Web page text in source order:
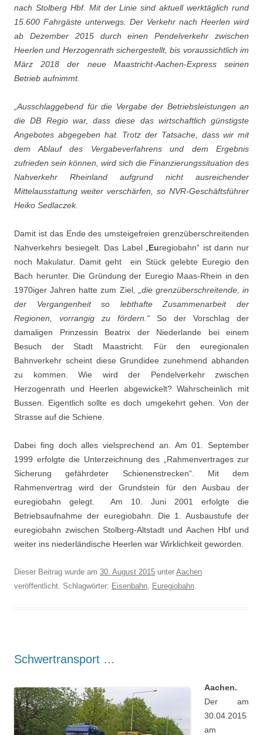
nach Stolberg Hbf. Mit der Linie sind aktuell werktäglich rund
15.600 Fahrgäste unterwegs. Der Verkehr nach Heerlen wird
ab Dezember 2015 durch einen Pendelverkehr zwischen
Heerlen und Herzogenrath sichergestellt, bis voraussichtlich im
März 2018 der neue Maastricht-Aachen-Express seinen
Betrieb aufnimmt.
„Ausschlaggebend für die Vergabe der Betriebsleistungen an
die DB Regio war, dass diese das wirtschaftlich günstigste
Angebotes abgegeben hat. Trotz der Tatsache, dass wir mit
dem Ablauf des Vergabeverfahrens und dem Ergebnis
zufrieden sein können, wird sich die Finanzierungssituation des
Nahverkehr Rheinland aufgrund nicht ausreichender
Mittelausstattung weiter verschärfen, so NVR-Geschäftsführer
Heiko Sedlaczek.
Damit ist das Ende des umsteigefreien grenzüberschreitenden
Nahverkehrs besiegelt. Das Label „Euregiobahn“ ist dann nur
noch Makulatur. Damit geht ein Stück gelebte Euregio den
Bach herunter. Die Gründung der Euregio Maas-Rhein in den
1970iger Jahren hatte zum Ziel, „die grenzüberschreitende, in
der Vergangenheit so lebthafte Zusammenarbeit der
Regionen, vorrangig zu fördern.“ So der Vorschlag der
damaligen Prinzessin Beatrix der Niederlande bei einem
Besuch der Stadt Maastricht. Für den euregionalen
Bahnverkehr scheint diese Grundidee zunehmend abhanden
zu kommen. Wie wird der Pendelverkehr zwischen
Herzogenrath und Heerlen abgewickelt? Wahrscheinlich mit
Bussen. Eigentlich sollte es doch umgekehrt gehen. Von der
Strasse auf die Schiene.
Dabei fing doch alles vielsprechend an. Am 01. September
1999 erfolgte die Unterzeichnung des „Rahmenvertrages zur
Sicherung gefährdeter Schienenstrecken“. Mit dem
Rahmenvertrag wird der Grundstein für den Ausbau der
euregiobahn gelegt. Am 10. Juni 2001 erfolgte die
Betriebsaufnahme der euregiobahn. Die 1. Ausbaustufe der
euregiobahn zwischen Stolberg-Altstadt und Aachen Hbf und
weiter ins niederländische Heerlen war Wirklichkeit geworden.
Dieser Beitrag wurde am 30. August 2015 unter Aachen
veröffentlicht. Schlagwörter: Eisenbahn, Euregiobahn.
Schwertransport …
Aachen.
Der am
30.04.2015
am